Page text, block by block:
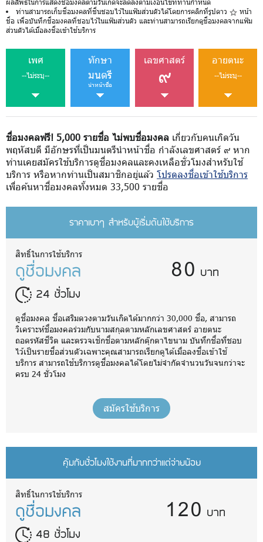
ท่านสามารถเก็บชื่อมงคลที่ชื่นชอบไว้ในแฟ้มส่วนตัวได้โดยการคลิกที่รูปดาว
หน้า
ชื่อ เพื่อบันทึกชื่อมงคลที่ชอบไว้ในแฟ้มส่วนตัว และท่านสามารถเรียกดูชื่อมงคลจากแฟ้ม
ส่วนตัวได้เมื่อลงชื่อเข้าใช้บริการ
เพศ
--ไม่ระบุ--
ทักษา
มนตรี
นำหน้าชื่อ
เลขศาสตร์
๙
อายตนะ
--ไม่ระบุ--
ชื่อมงคลฟรี! 5,000 รายชื่อ ไม่พบชื่อมงคล เกี่ยวกับคนเกิดวัน
พฤหัสบดี มีอักษรที่เป็นมนตรีนำหน้าชื่อ กำลังเลขศาสตร์ ๙ หาก
ท่านเคยสมัครใช้บริการดูชื่อมงคลและคงเหลือชั่วโมงสำหรับใช้
บริการ หรือหากท่านเป็นสมาชิกอยู่แล้ว โปรดลงชื่อเข้าใช้บริการ
เพื่อค้นหาชื่อมงคลทั้งหมด 33,500 รายชื่อ
ราคาเบาๆ สำหรับผู้เริ่มต้นใช้บริการ
สิทธิ์ในการใช้บริการ
ดูชื่อมงคล
24 ชั่วโมง
80 บาท
ดูชื่อมงคล ชื่อเสริมดวงตามวันเกิดได้มากกว่า 30,000 ชื่อ, สามารถ
วิเคราะห์ชื่อมงคลร่วมกับนามสกุลตามหลักเลขศาสตร์ อายตนะ
ถอดรหัสชีวิต และตรวจเช็กชื่อตามหลักตุ๊กตาไขนาม บันทึกชื่อที่ชอบ
ไว้เป็นรายชื่อส่วนตัวเฉพาะคุณสามารถเรียกดูได้เมื่อลงชื่อเข้าใช้
บริการ สามารถใช้บริการดูชื่อมงคลได้โดยไม่จำกัดจำนวนวันจนกว่าจะ
ครบ 24 ชั่วโมง
สมัครใช้บริการ
คุ้มกับชั่วโมงใช้งานที่มากกว่าแต่จ่ายน้อย
สิทธิ์ในการใช้บริการ
ดูชื่อมงคล
48 ชั่วโมง
120 บาท